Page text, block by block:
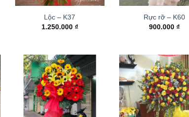
Lộc – K37
1.250.000 ₫
Rực rỡ – K60
900.000 ₫